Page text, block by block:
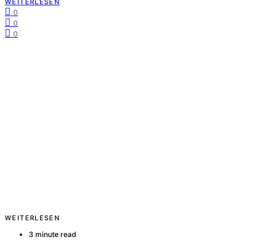
WEITERLESEN
0
0
0
WEITERLESEN
3 minute read